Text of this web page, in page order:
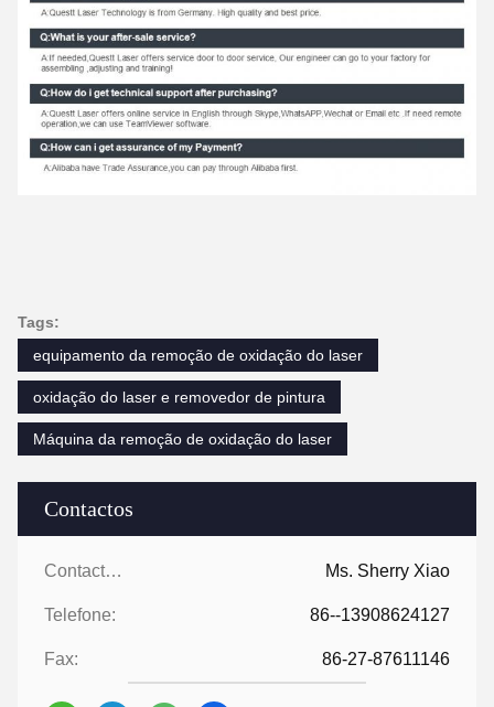
Contactos
Contactos: Ms. Sherry Xiao
Telefone: 86--13908624127
Fax: 86-27-87611146
Tags:
equipamento da remoção de oxidação do laser
oxidação do laser e removedor de pintura
Máquina da remoção de oxidação do laser